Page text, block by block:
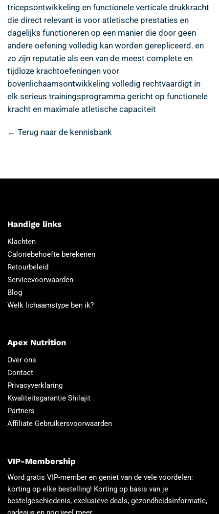
tricepsontwikkeling en functionele verticale drukkracht
die direct relevant is voor atletische prestaties en
dagelijks functioneren op een manier die door geen
andere oefening volledig kan worden gerepliceerd. en
zo zijn reputatie als een van de meest complete en
tijdloze krachtoefeningen voor
bovenlichaamsontwikkeling volledig rechtvaardigt in
elk serieus trainingsprogramma gericht op functionele
kracht en maximale atletische capaciteit
← Terug naar de kennisbank
Handige links
Klachten
Caloriebehoefte berekenen
Retourbeleid
Servicevoorwaarden
Blog
Welk lichaamstype ben ik?
Apex Nutrition
Over ons
Contact
Privacyverklaring
Kwaliteitsgarantie Shilajit
Partners
Affiliate Gebruikersvoorwaarden
VIP-Membership
Word gratis VIP-member en geniet van de vele voordelen:
korting op elke bestelling! Korting op basis van je
bestelgeschiedenis, exclusieve deals, gezondheidsinformatie,